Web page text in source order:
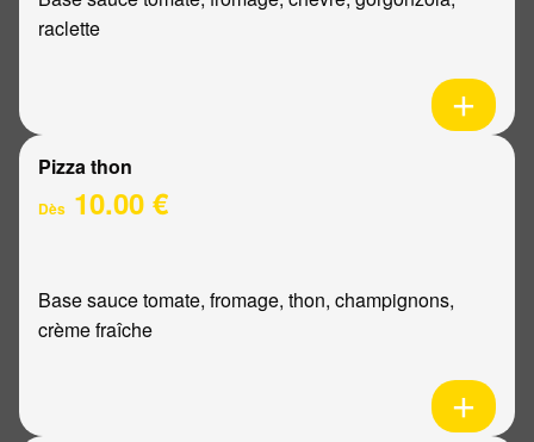
raclette
Pizza thon
Dès 10.00 €
Base sauce tomate, fromage, thon, champignons,
crème fraîche